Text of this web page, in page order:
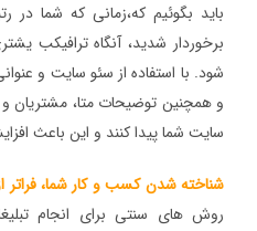
باید بگوئیم که،زمانی که شما در
برخوردار شدید، آنگاه ترافیکب
شود. با استفاده از سئو سایت و
و همچنین توضیحات متا، مشتریان و
سایت شما پیدا کنند و این باعث
شناخته شدن کسب و کار شما، فراتر
روش های سنتی برای انجام